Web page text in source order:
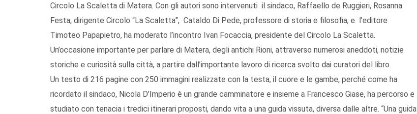
Circolo La Scaletta di Matera. Con gli autori sono intervenuti il sindaco, Raffaello de Ruggieri, Rosanna
Festa, dirigente Circolo “La Scaletta”, Cataldo Di Pede, professore di storia e filosofia, e l’editore
Timoteo Papapietro, ha moderato l’incontro Ivan Focaccia, presidente del Circolo La Scaletta.
Un’occasione importante per parlare di Matera, degli antichi Rioni, attraverso numerosi aneddoti, notizie
storiche e curiosità sulla città, a partire dall’importante lavoro di ricerca svolto dai curatori del libro.
Un testo di 216 pagine con 250 immagini realizzate con la testa, il cuore e le gambe, perché come ha
ricordato il sindaco, Nicola D’Imperio è un grande camminatore e insieme a Francesco Giase, ha percorso e
studiato con tenacia i tredici itinerari proposti, dando vita a una guida vissuta, diversa dalle altre. “Una guida